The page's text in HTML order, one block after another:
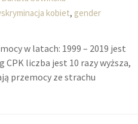
kobiet, gender
w latach: 1999 – 2019 jest
CPK liczba jest 10 razy wyższa,
przemocy ze strachu